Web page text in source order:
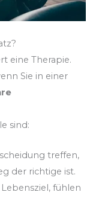
eine Therapie.
Sie in einer
sind:
treffen,
der richtige ist.
fühlen